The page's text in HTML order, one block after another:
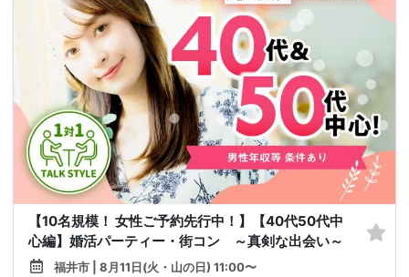
【10名規模！ 女性ご予約先行中！】【40代50代中
心編】婚活パーティー・街コン ～真剣な出会い～
福井市 | 8月11日(火・山の日) 11:00〜